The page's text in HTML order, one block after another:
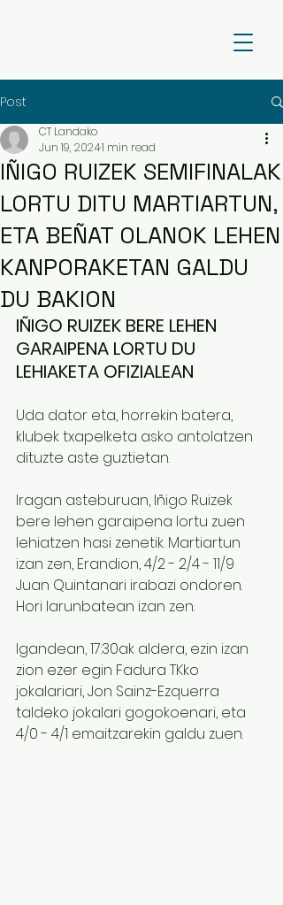
Post
IÑIGO RUIZEK SEMIFINALAK
LORTU DITU MARTIARTUN,
ETA BEÑAT OLANOK LEHEN
KANPORAKETAN GALDU
DU BAKION
CT Landako
Jun 19, 20241 min read
IÑIGO RUIZEK BERE LEHEN
GARAIPENA LORTU DU
LEHIAKETA OFIZIALEAN
Uda dator eta, horrekin batera,
klubek txapelketa asko antolatzen
dituzte aste guztietan.
Iragan asteburuan, Iñigo Ruizek
bere lehen garaipena lortu zuen
lehiatzen hasi zenetik. Martiartun
izan zen, Erandion, 4/2 - 2/4 - 11/9
Juan Quintanari irabazi ondoren.
Hori larunbatean izan zen.
Igandean, 17:30ak aldera, ezin izan
zion ezer egin Fadura TKko
jokalariari, Jon Sainz-Ezquerra
taldeko jokalari gogokoenari, eta
4/0 - 4/1 emaitzarekin galdu zuen.